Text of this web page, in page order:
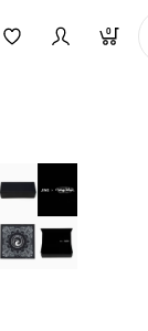
0